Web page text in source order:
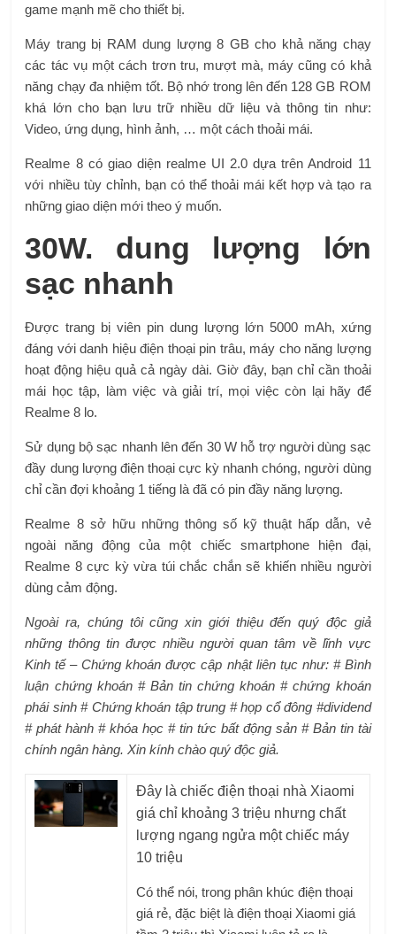
game mạnh mẽ cho thiết bị.
Máy trang bị RAM dung lượng 8 GB cho khả năng chạy
các tác vụ một cách trơn tru, mượt mà, máy cũng có khả
năng chạy đa nhiệm tốt. Bộ nhớ trong lên đến 128 GB ROM
khá lớn cho bạn lưu trữ nhiều dữ liệu và thông tin như:
Video, ứng dụng, hình ảnh, … một cách thoải mái.
Realme 8 có giao diện realme UI 2.0 dựa trên Android 11
với nhiều tùy chỉnh, bạn có thể thoải mái kết hợp và tạo ra
những giao diện mới theo ý muốn.
30W. dung lượng lớn
sạc nhanh
Được trang bị viên pin dung lượng lớn 5000 mAh, xứng
đáng với danh hiệu điện thoại pin trâu, máy cho năng lượng
hoạt động hiệu quả cả ngày dài. Giờ đây, bạn chỉ cần thoải
mái học tập, làm việc và giải trí, mọi việc còn lại hãy để
Realme 8 lo.
Sử dụng bộ sạc nhanh lên đến 30 W hỗ trợ người dùng sạc
đầy dung lượng điện thoại cực kỳ nhanh chóng, người dùng
chỉ cần đợi khoảng 1 tiếng là đã có pin đầy năng lượng.
Realme 8 sở hữu những thông số kỹ thuật hấp dẫn, vẻ
ngoài năng động của một chiếc smartphone hiện đại,
Realme 8 cực kỳ vừa túi chắc chắn sẽ khiến nhiều người
dùng cảm động.
Ngoài ra, chúng tôi cũng xin giới thiệu đến quý độc giả
những thông tin được nhiều người quan tâm về lĩnh vực
Kinh tế – Chứng khoán được cập nhật liên tục như: # Bình
luận chứng khoán # Bản tin chứng khoán # chứng khoán
phái sinh # Chứng khoán tập trung # họp cổ đông #dividend
# phát hành # khóa học # tin tức bất động sản # Bản tin tài
chính ngân hàng. Xin kính chào quý độc giả.
Đây là chiếc điện thoại nhà Xiaomi
giá chỉ khoảng 3 triệu nhưng chất
lượng ngang ngửa một chiếc máy
10 triệu
Có thể nói, trong phân khúc điện thoại
giá rẻ, đặc biệt là điện thoại Xiaomi giá